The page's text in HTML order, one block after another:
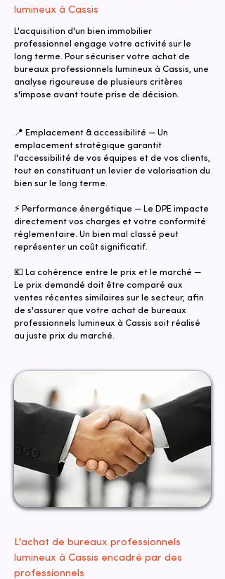
lumineux à Cassis
L'acquisition d'un bien immobilier
professionnel engage votre activité sur le
long terme. Pour sécuriser votre achat de
bureaux professionnels lumineux à Cassis, une
analyse rigoureuse de plusieurs critères
s'impose avant toute prise de décision.
📍 Emplacement & accessibilité — Un
emplacement stratégique garantit
l'accessibilité de vos équipes et de vos clients,
tout en constituant un levier de valorisation du
bien sur le long terme.
⚡ Performance énergétique — Le DPE impacte
directement vos charges et votre conformité
réglementaire. Un bien mal classé peut
représenter un coût significatif.
💶 La cohérence entre le prix et le marché —
Le prix demandé doit être comparé aux
ventes récentes similaires sur le secteur, afin
de s'assurer que votre achat de bureaux
professionnels lumineux à Cassis soit réalisé
au juste prix du marché.
L'achat de bureaux professionnels
lumineux à Cassis encadré par des
professionnels